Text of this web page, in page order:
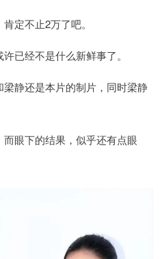
定不止2万了吧。
已经不是什么新鲜事了。
静还是本片的制片，同时梁静
眼下的结果，似乎还有点眼